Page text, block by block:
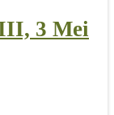
3 Mei